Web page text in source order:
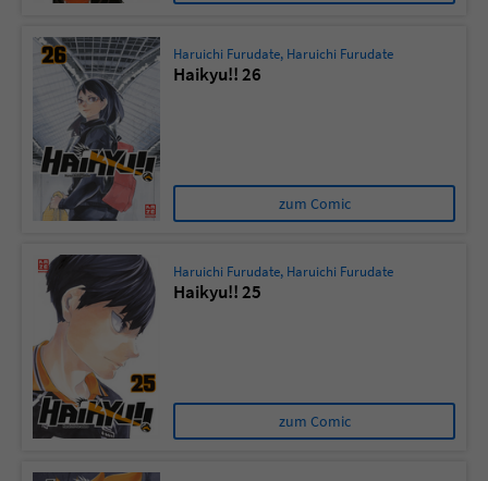
Haruichi Furudate, Haruichi Furudate
Haikyu!! 26
zum Comic
Haruichi Furudate, Haruichi Furudate
Haikyu!! 25
zum Comic